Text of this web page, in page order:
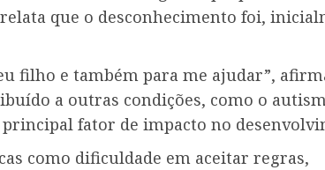
que o desconhecimento foi,
filho e também para me ajudar”,
a outras condições, como o
fator de impacto no
como dificuldade em aceitar regras,